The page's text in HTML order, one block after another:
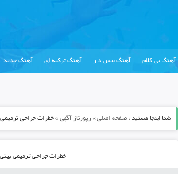
آهنگ بی کلام آهنگ بیس دار آهنگ ترکیه ای آهنگ جدید
شما اینجا هستید : صفحه اصلی» رپورتاژ آگهی» خطرات جراحی
خطرات جراحی ترمیمی